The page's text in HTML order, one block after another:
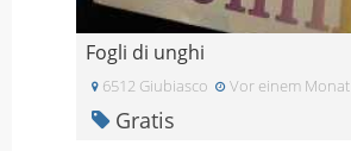
Fogli di unghi
6512 Giubiasco Vor einem Monat
Gratis